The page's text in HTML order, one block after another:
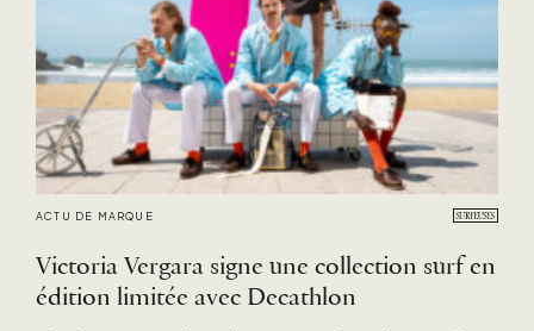
ACTU DE MARQUE
Victoria Vergara signe une collection surf en
édition limitée avec Decathlon